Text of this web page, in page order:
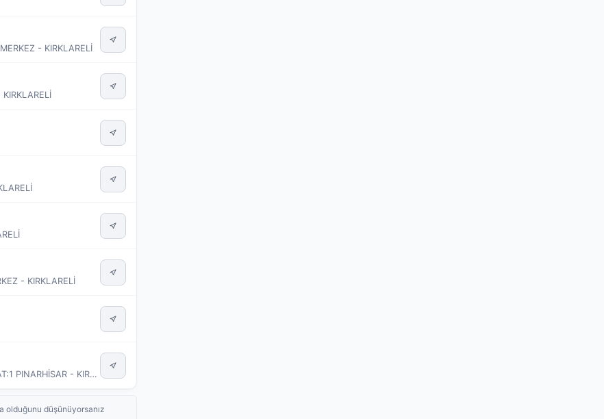
- KIRKLARELİ
- KIRKLARELİ
BEYLİK MAH. SALİH BİLİNMEZ CAD. ÖZBAĞLAR APT. NO:41 D:23 KAT:1 PINARHİSAR - KIRKLARELİ
olduğunu düşünüyorsanız